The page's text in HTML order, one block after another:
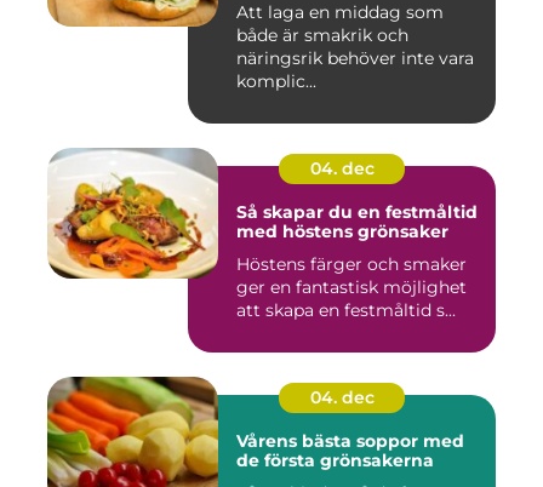
Att laga en middag som
både är smakrik och
näringsrik behöver inte vara
komplic...
04. dec
Så skapar du en festmåltid
med höstens grönsaker
Höstens färger och smaker
ger en fantastisk möjlighet
att skapa en festmåltid s...
04. dec
Vårens bästa soppor med
de första grönsakerna